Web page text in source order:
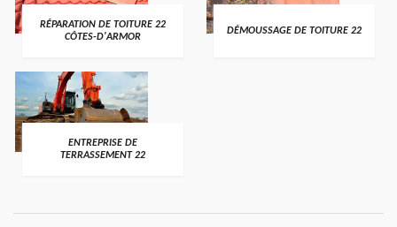
RÉPARATION DE TOITURE 22
CÔTES-D'ARMOR
DÉMOUSSAGE DE TOITURE 22
ENTREPRISE DE
TERRASSEMENT 22